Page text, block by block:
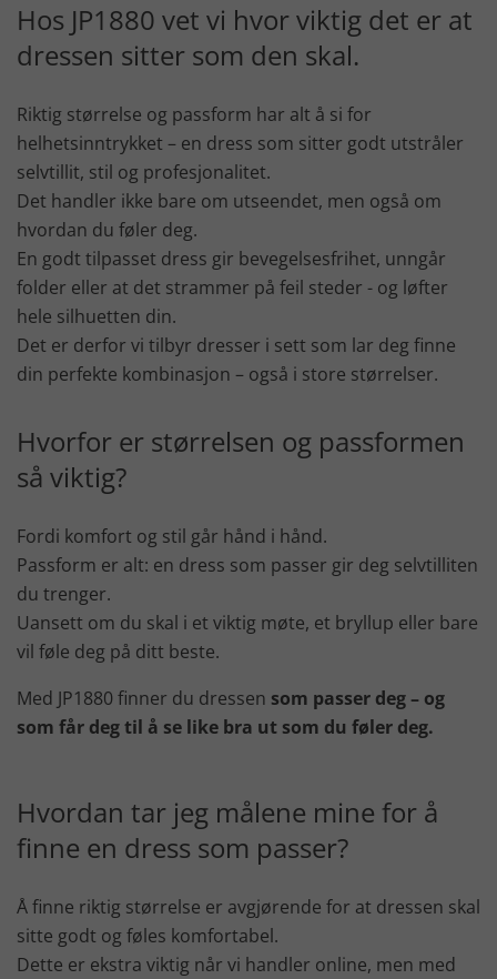
Hos JP1880 vet vi hvor viktig det er at
dressen sitter som den skal.
Riktig størrelse og passform har alt å si for
helhetsinntrykket – en dress som sitter godt utstråler
selvtillit, stil og profesjonalitet.
Det handler ikke bare om utseendet, men også om
hvordan du føler deg.
En godt tilpasset dress gir bevegelsesfrihet, unngår
folder eller at det strammer på feil steder - og løfter
hele silhuetten din.
Det er derfor vi tilbyr dresser i sett som lar deg finne
din perfekte kombinasjon – også i store størrelser.
Hvorfor er størrelsen og passformen
så viktig?
Fordi komfort og stil går hånd i hånd.
Passform er alt: en dress som passer gir deg selvtilliten
du trenger.
Uansett om du skal i et viktig møte, et bryllup eller bare
vil føle deg på ditt beste.
Med JP1880 finner du dressen som passer deg – og
som får deg til å se like bra ut som du føler deg.
Hvordan tar jeg målene mine for å
finne en dress som passer?
Å finne riktig størrelse er avgjørende for at dressen skal
sitte godt og føles komfortabel.
Dette er ekstra viktig når vi handler online, men med